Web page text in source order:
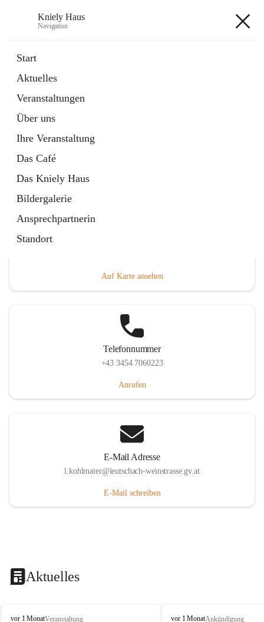
Kniely Haus
Navigation
Start
Aktuelles
Veranstaltungen
Über uns
Ihre Veranstaltung
Das Café
Das Kniely Haus
Bildergalerie
Ansprechpartnerin
Standort
Externe Webseite
in
Tab
Ö-Ticket
Externe Webseite
öffnet
in
neuem
Tab
Arnfelser Straße 10, 8463 Leutschach an der Weinstraße,
Auf Karte ansehen
Telefonnummer
+43 3454 7060223
Anrufen
E-Mail Adresse
l.kohlmaier@leutschach-weinstrasse.gv.at
E-Mail schreiben
Aktuelles
K
vor 1 MonatVeranstaltung
K
vor 1 MonatAnkündigung